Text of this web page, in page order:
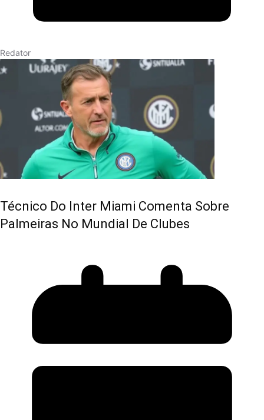
Redator
Técnico Do Inter Miami Comenta Sobre
Palmeiras No Mundial De Clubes